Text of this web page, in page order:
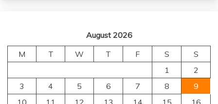
August 2026
M
T W T F S
S
1
2
3
4 5 6 7 8
9